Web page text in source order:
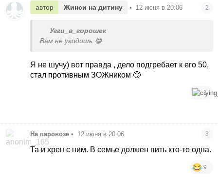
автор Жинси на дитину • 12 июня в 20:06 2
Угги_в_горошек
Вам не угодишь 😂
Я не шучу) вот правда , дело подгребает к его 50,
стал противным ЗОЖником 🙄
1
На паровозе • 12 июня в 20:06 3
Та и хрен с ним. В семье должен пить кто-то одна.
9